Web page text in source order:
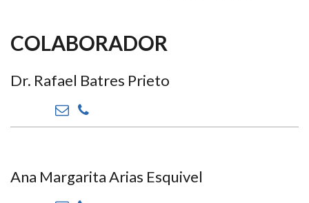
COLABORADOR
Dr. Rafael Batres Prieto
Ana Margarita Arias Esquivel